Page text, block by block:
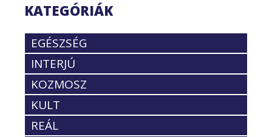
KATEGÓRIÁK
EGÉSZSÉG
INTERJÚ
KOZMOSZ
KULT
REÁL